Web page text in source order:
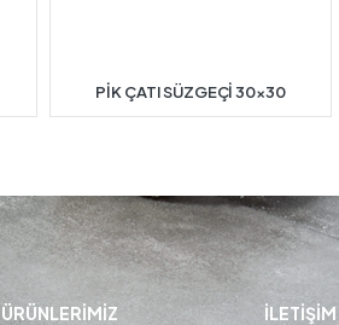
PİK ÇATI SÜZGEÇİ 30×30
ÜRÜNLERIMIZ